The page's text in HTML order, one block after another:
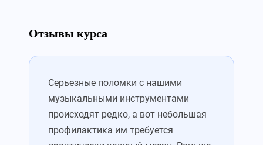
Отзывы курса
Серьезные поломки с нашими
музыкальными инструментами
происходят редко, а вот небольшая
профилактика им требуется